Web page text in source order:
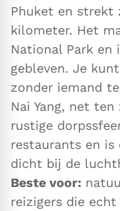
Phuket en strekt
kilometer. Het
National Park en
gebleven. Je
zonder iemand
Nai Yang, net
rustige
restaurants en is
dicht bij de
Beste voor:
reizigers die